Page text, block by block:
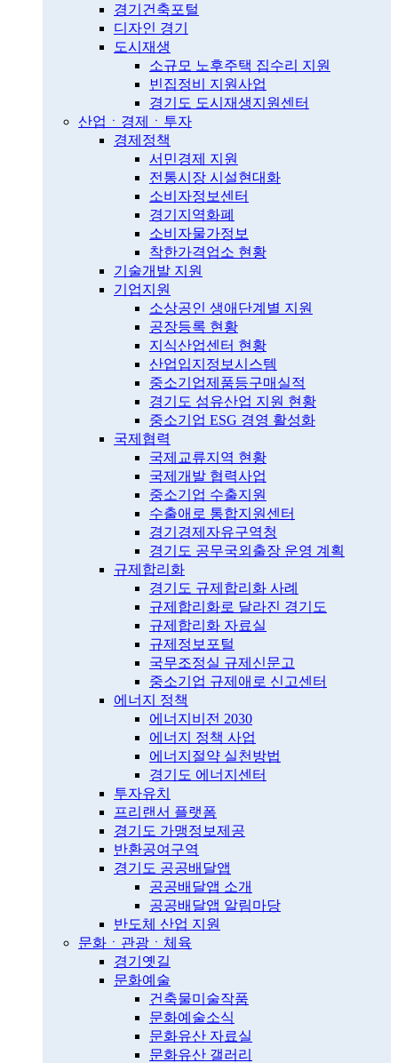
경기건축포털
디자인 경기
도시재생
소규모 노후주택 집수리 지원
빈집정비 지원사업
경기도 도시재생지원센터
산업ㆍ경제ㆍ투자
경제정책
서민경제 지원
전통시장 시설현대화
소비자정보센터
경기지역화폐
소비자물가정보
착한가격업소 현황
기술개발 지원
기업지원
소상공인 생애단계별 지원
공장등록 현황
지식산업센터 현황
산업입지정보시스템
중소기업제품등구매실적
경기도 섬유산업 지원 현황
중소기업 ESG 경영 활성화
국제협력
국제교류지역 현황
국제개발 협력사업
중소기업 수출지원
수출애로 통합지원센터
경기경제자유구역청
경기도 공무국외출장 운영 계획
규제합리화
경기도 규제합리화 사례
규제합리화로 달라진 경기도
규제합리화 자료실
규제정보포털
국무조정실 규제신문고
중소기업 규제애로 신고센터
에너지 정책
에너지비전 2030
에너지 정책 사업
에너지절약 실천방법
경기도 에너지센터
투자유치
프리랜서 플랫폼
경기도 가맹정보제공
반환공여구역
경기도 공공배달앱
공공배달앱 소개
공공배달앱 알림마당
반도체 산업 지원
문화ㆍ관광ㆍ체육
경기옛길
문화예술
건축물미술작품
문화예술소식
문화유산 자료실
문화유산 갤러리